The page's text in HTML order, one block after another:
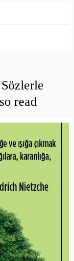
read